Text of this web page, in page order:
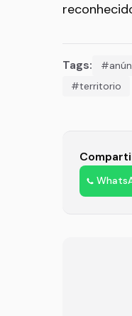
Tags:
#territorio